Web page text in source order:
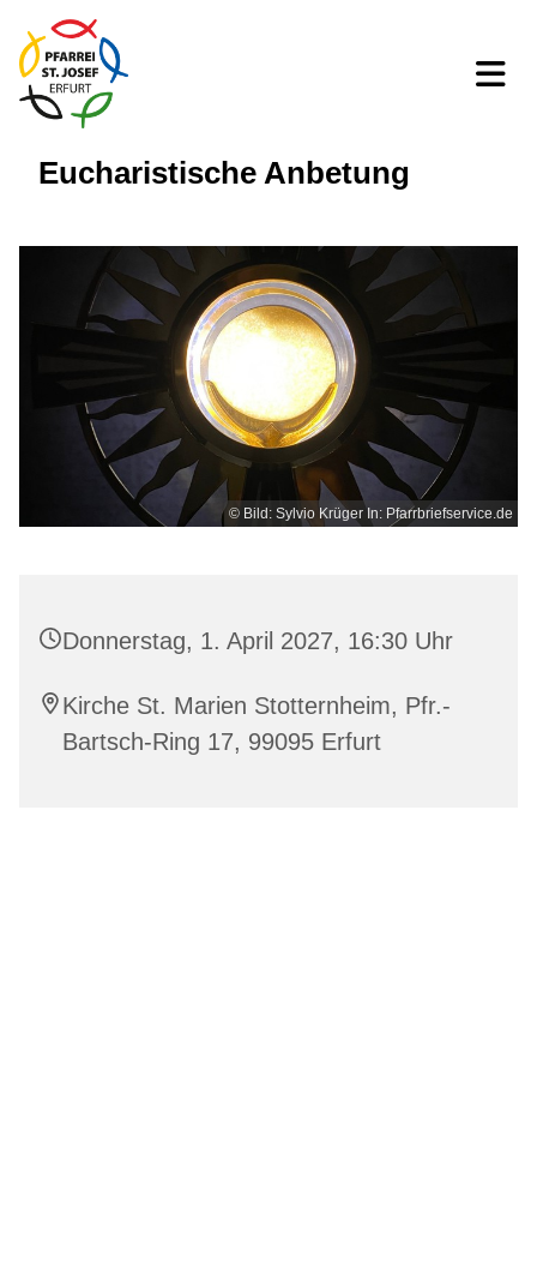
Eucharistische Anbetung
© Bild: Sylvio Krüger In: Pfarrbriefservice.de
Donnerstag, 1. April 2027, 16:30 Uhr
Kirche St. Marien Stotternheim, Pfr.-
Bartsch-Ring 17, 99095 Erfurt